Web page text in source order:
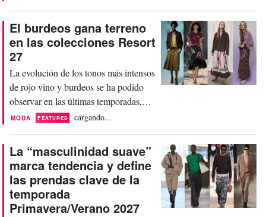
El burdeos gana terreno
en las colecciones Resort
27
La evolución de los tonos más intensos
de rojo vino y burdeos se ha podido
observar en las últimas temporadas,
desde Resort 26, SS26, Pre-Fall y FW
utilizando principalmente estos tonos
en combinación con otros colores,
como alternativa al negro. O casi como
si se tratara de...
MODA FEATURED cargando...
La “masculinidad suave”
marca tendencia y define
las prendas clave de la
temporada
Primavera/Verano 2027